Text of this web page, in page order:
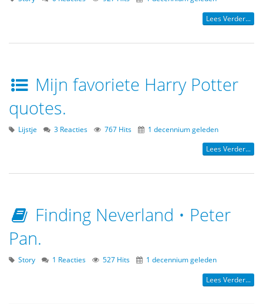
Lees Verder...
Mijn favoriete Harry Potter
quotes.
Lijstje 3 Reacties 767 Hits 1 decennium geleden
Lees Verder...
Finding Neverland • Peter
Pan.
Story 1 Reacties 527 Hits 1 decennium geleden
Lees Verder...